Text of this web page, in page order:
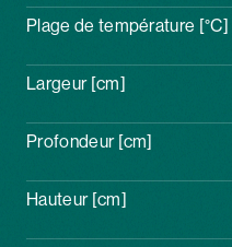
Plage de température [°C]
Largeur [cm]
Profondeur [cm]
Hauteur [cm]